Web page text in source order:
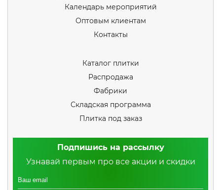
Календарь мероприятий
Оптовым клиентам
Контакты
Каталог плитки
Распродажа
Фабрики
Складская программа
Плитка под заказ
Подпишись на рассылку
Узнавай первым про все акции и скидки